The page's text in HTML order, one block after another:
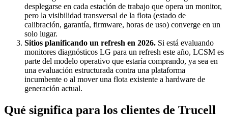
desplegarse en cada estación de trabajo que opera un monitor,
pero la visibilidad transversal de la flota (estado de
calibración, garantía, firmware, horas de uso) converge en un
solo lugar.
Sitios planificando un refresh en 2026. Si está evaluando
monitores diagnósticos LG para un refresh este año, LCSM es
parte del modelo operativo que estaría comprando, ya sea en
una evaluación estructurada contra una plataforma
incumbente o al mover una flota existente a hardware de
generación actual.
Qué significa para los clientes de Trucell